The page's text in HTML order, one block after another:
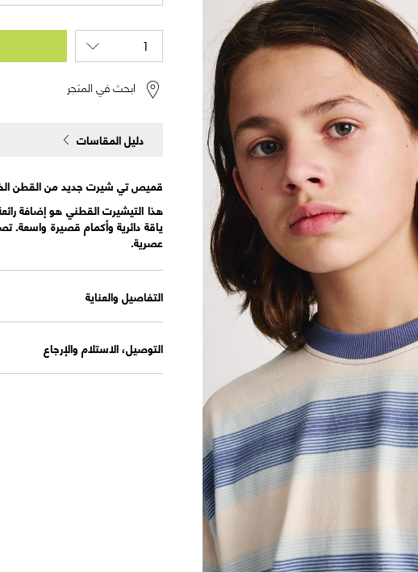
ابحث في المتجر
دليل المقاسات
قميص تي شيرت جديد من القطن الخالص
هذا التيشيرت القطني هو إضافة
ياقة دائرية وأكمام قصيرة
عصرية.
التفاصيل والعناية
التوصيل، الاستلام والإرجاع